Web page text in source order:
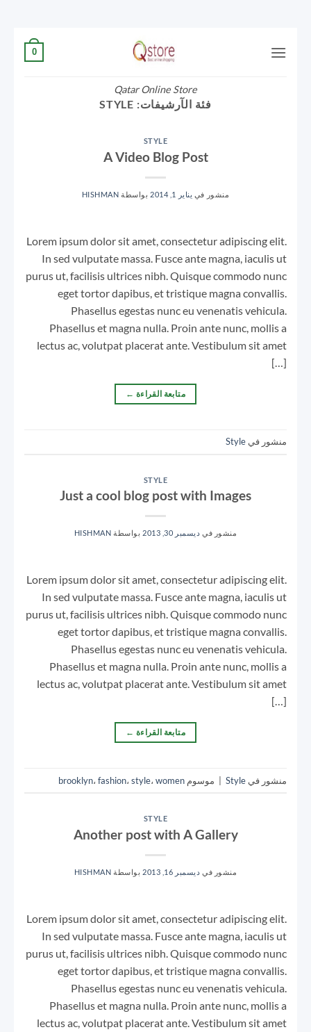
للمحتوى
Qatar Online Store
0
فئة الآرشيفات: STYLE
STYLE
A Video Blog Post
منشور في يناير 1, 2014 بواسطة HISHMAN
Lorem ipsum dolor sit amet, consectetur adipiscing elit.
In sed vulputate massa. Fusce ante magna, iaculis ut
purus ut, facilisis ultrices nibh. Quisque commodo nunc
eget tortor dapibus, et tristique magna convallis.
Phasellus egestas nunc eu venenatis vehicula.
Phasellus et magna nulla. Proin ante nunc, mollis a
lectus ac, volutpat placerat ante. Vestibulum sit amet
[…]
متابعة القراءة ←
منشور في Style
STYLE
Just a cool blog post with Images
منشور في ديسمبر 30, 2013 بواسطة HISHMAN
Lorem ipsum dolor sit amet, consectetur adipiscing elit.
In sed vulputate massa. Fusce ante magna, iaculis ut
purus ut, facilisis ultrices nibh. Quisque commodo nunc
eget tortor dapibus, et tristique magna convallis.
Phasellus egestas nunc eu venenatis vehicula.
Phasellus et magna nulla. Proin ante nunc, mollis a
lectus ac, volutpat placerat ante. Vestibulum sit amet
[…]
متابعة القراءة ←
منشور في Style موسوم brooklyn، fashion، style، women
STYLE
Another post with A Gallery
منشور في ديسمبر 16, 2013 بواسطة HISHMAN
Lorem ipsum dolor sit amet, consectetur adipiscing elit.
In sed vulputate massa. Fusce ante magna, iaculis ut
purus ut, facilisis ultrices nibh. Quisque commodo nunc
eget tortor dapibus, et tristique magna convallis.
Phasellus egestas nunc eu venenatis vehicula.
Phasellus et magna nulla. Proin ante nunc, mollis a
lectus ac, volutpat placerat ante. Vestibulum sit amet